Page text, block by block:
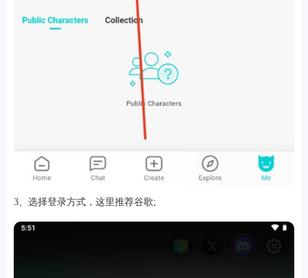
3、选择登录方式，这里推荐谷歌;